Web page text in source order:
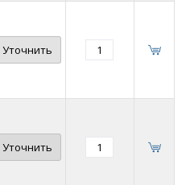
Уточнить
Уточнить